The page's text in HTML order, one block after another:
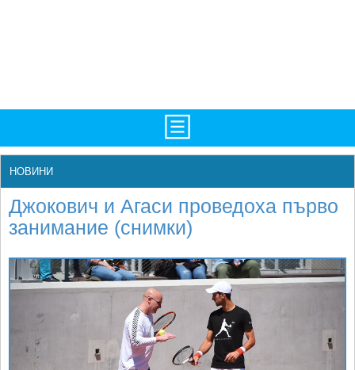
НОВИНИ
БГ
WTA
ТУРНИРИ
SOFIA OPEN
Фотогалерии
Рекорди/Статистика
Екипировка
Истории
Ретро
НОВИНИ
Джокович и Агаси проведоха първо
занимание (снимки)